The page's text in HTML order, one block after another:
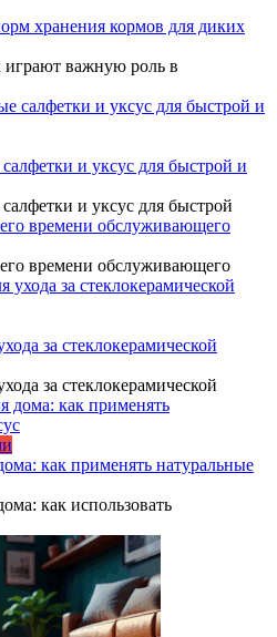
хранения кормов для диких
важную роль в
и уксус для быстрой и
и уксус для быстрой
времени обслуживающего
времени обслуживающего
за стеклокерамической
за стеклокерамической
как применять натуральные
как использовать